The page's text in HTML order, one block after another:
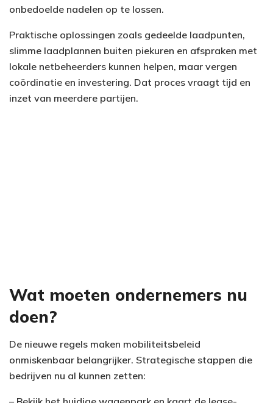
onbedoelde nadelen op te lossen.
Praktische oplossingen zoals gedeelde laadpunten,
slimme laadplannen buiten piekuren en afspraken met
lokale netbeheerders kunnen helpen, maar vergen
coördinatie en investering. Dat proces vraagt tijd en
inzet van meerdere partijen.
Wat moeten ondernemers nu
doen?
De nieuwe regels maken mobiliteitsbeleid
onmiskenbaar belangrijker. Strategische stappen die
bedrijven nu al kunnen zetten: